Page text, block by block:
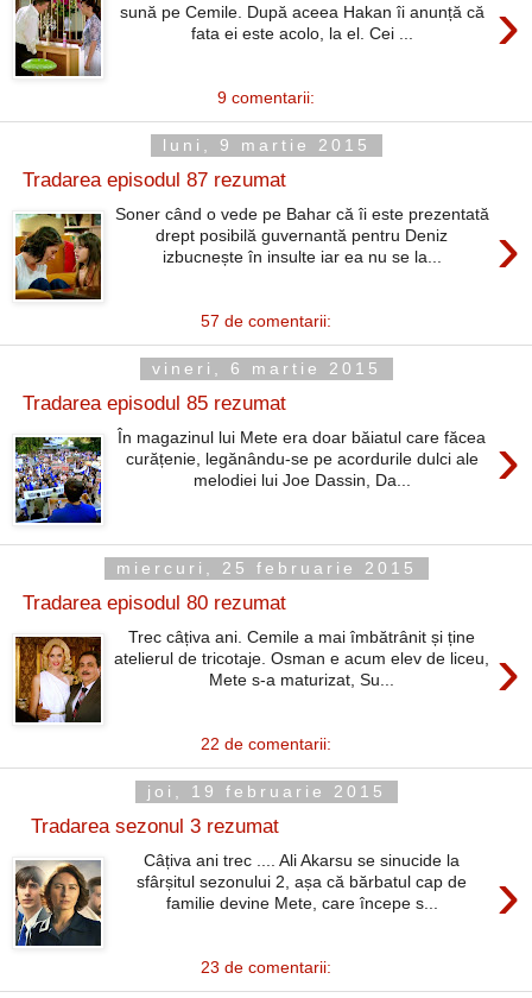
›
sună pe Cemile. După aceea Hakan îi anunță că
fata ei este acolo, la el. Cei ...
9 comentarii:
luni, 9 martie 2015
Tradarea episodul 87 rezumat
›
Soner când o vede pe Bahar că îi este prezentată
drept posibilă guvernantă pentru Deniz
izbucnește în insulte iar ea nu se la...
57 de comentarii:
vineri, 6 martie 2015
Tradarea episodul 85 rezumat
›
În magazinul lui Mete era doar băiatul care făcea
curățenie, legănându-se pe acordurile dulci ale
melodiei lui Joe Dassin, Da...
miercuri, 25 februarie 2015
Tradarea episodul 80 rezumat
›
Trec câțiva ani. Cemile a mai îmbătrânit și ține
atelierul de tricotaje. Osman e acum elev de liceu,
Mete s-a maturizat, Su...
22 de comentarii:
joi, 19 februarie 2015
Tradarea sezonul 3 rezumat
›
Câțiva ani trec .... Ali Akarsu se sinucide la
sfârșitul sezonului 2, așa că bărbatul cap de
familie devine Mete, care începe s...
23 de comentarii: